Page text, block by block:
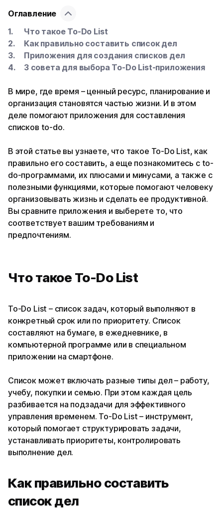
Оглавление
Что такое To-Do List
Как правильно составить список дел
Приложения для создания списков дел
3 совета для выбора To-Do List-приложения
В мире, где время – ценный ресурс, планирование и
организация становятся частью жизни. И в этом
деле помогают приложения для составления
списков to-do.
В этой статье вы узнаете, что такое To-Do List, как
правильно его составить, а еще познакомитесь с to-
do-программами, их плюсами и минусами, а также с
полезными функциями, которые помогают человеку
организовывать жизнь и сделать ее продуктивной.
Вы сравните приложения и выберете то, что
соответствует вашим требованиям и
предпочтениям.
Что такое To-Do List
To-Do List – список задач, который выполняют в
конкретный срок или по приоритету. Список
составляют на бумаге, в ежедневнике, в
компьютерной программе или в специальном
приложении на смартфоне.
Список может включать разные типы дел – работу,
учебу, покупки и семью. При этом каждая цель
разбивается на подзадачи для эффективного
управления временем. To-Do List – инструмент,
который помогает структурировать задачи,
устанавливать приоритеты, контролировать
выполнение дел.
Как правильно составить
список дел